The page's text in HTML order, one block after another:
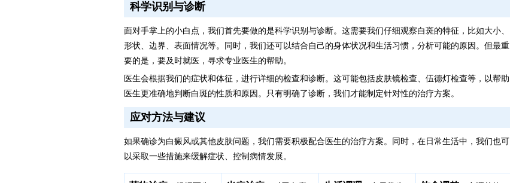
科学识别与诊断
面对手掌上的小白点，我们首先要做的是科学识别与诊断。这需要我们仔细观察白斑的特征，比如大小、
形状、边界、表面情况等。同时，我们还可以结合自己的身体状况和生活习惯，分析可能的原因。但最重
要的是，要及时就医，寻求专业医生的帮助。
医生会根据我们的症状和体征，进行详细的检查和诊断。这可能包括皮肤镜检查、伍德灯检查等，以帮助
医生更准确地判断白斑的性质和原因。只有明确了诊断，我们才能制定针对性的治疗方案。
应对方法与建议
如果确诊为白癜风或其他皮肤问题，我们需要积极配合医生的治疗方案。同时，在日常生活中，我们也可
以采取一些措施来缓解症状、控制病情发展。